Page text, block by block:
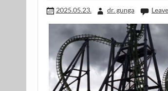
2025.05.23. dr. gunga